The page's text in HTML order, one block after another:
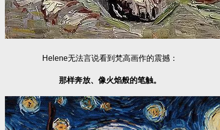
Helene无法言说看到梵高画作的震撼：
那样奔放、像火焰般的笔触。